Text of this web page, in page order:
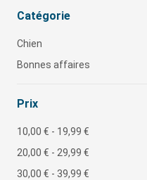
Catégorie
Chien
Bonnes affaires
Prix
10,00 € - 19,99 €
20,00 € - 29,99 €
30,00 € - 39,99 €